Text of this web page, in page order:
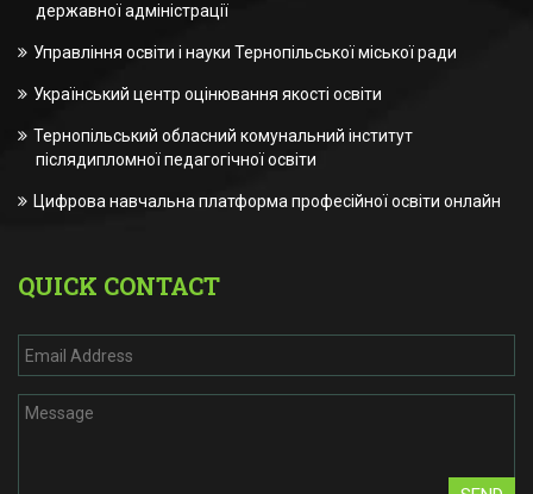
державної адміністрації
Управління освіти і науки Тернопільської міської ради
Український центр оцінювання якості освіти
Тернопільський обласний комунальний інститут
післядипломної педагогічної освіти
Цифрова навчальна платформа професійної освіти онлайн
QUICK CONTACT